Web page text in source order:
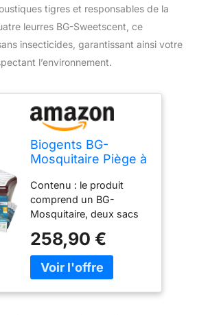
tigres et responsables de la
leurres BG-Sweetscent, ce
insecticides, garantissant ainsi votre
l’environnement.
Biogents BG-
Mosquitaire Piège à
écologique
d'extérieur Contre
Les moustiques
Tigre et Dengue
avec 4 leurres BG-
Sweetscent, sans
insecticides
Contenu : le produit
comprend un BG-
Mosquitaire, deux sacs
d'alimentation extérieure
et 4 leurres BG-
Sweetscent qui durent
258,90 €